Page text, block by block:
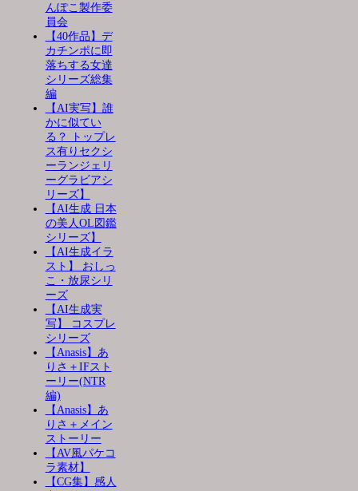
んぽこ製作委
員会
【40作品】デ
カチンポに即
落ちする女達
シリーズ総集
編
【AI実写】誰
かに似てい
る？ トップレ
ス有りセクシ
ーランジェリ
ーグラビアシ
リーズ】
【AI生成 日本
の美人OL図鑑
シリーズ】
【AI生成イラ
スト】 おしっ
こ・放尿シリ
ーズ
【AI生成実
写】 コスプレ
シリーズ
【Anasis】あ
りさ＋IFスト
ーリー(NTR
編)
【Anasis】あ
りさ＋メイン
ストーリー
【AV風パケコ
ラ素材】
【CG集】感人